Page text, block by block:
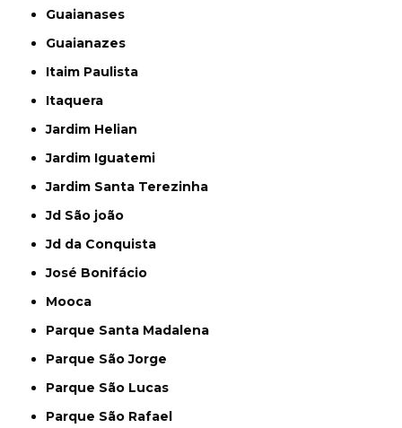
Guaianases
Guaianazes
Itaim Paulista
Itaquera
Jardim Helian
Jardim Iguatemi
Jardim Santa Terezinha
Jd São joão
Jd da Conquista
José Bonifácio
Mooca
Parque Santa Madalena
Parque São Jorge
Parque São Lucas
Parque São Rafael